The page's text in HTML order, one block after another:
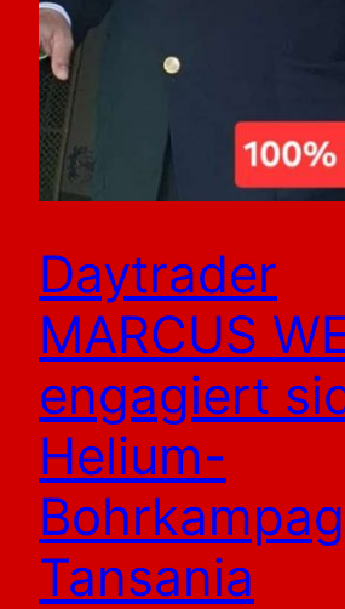
Daytrader
MARCUS
engagiert
Helium-
Tansania